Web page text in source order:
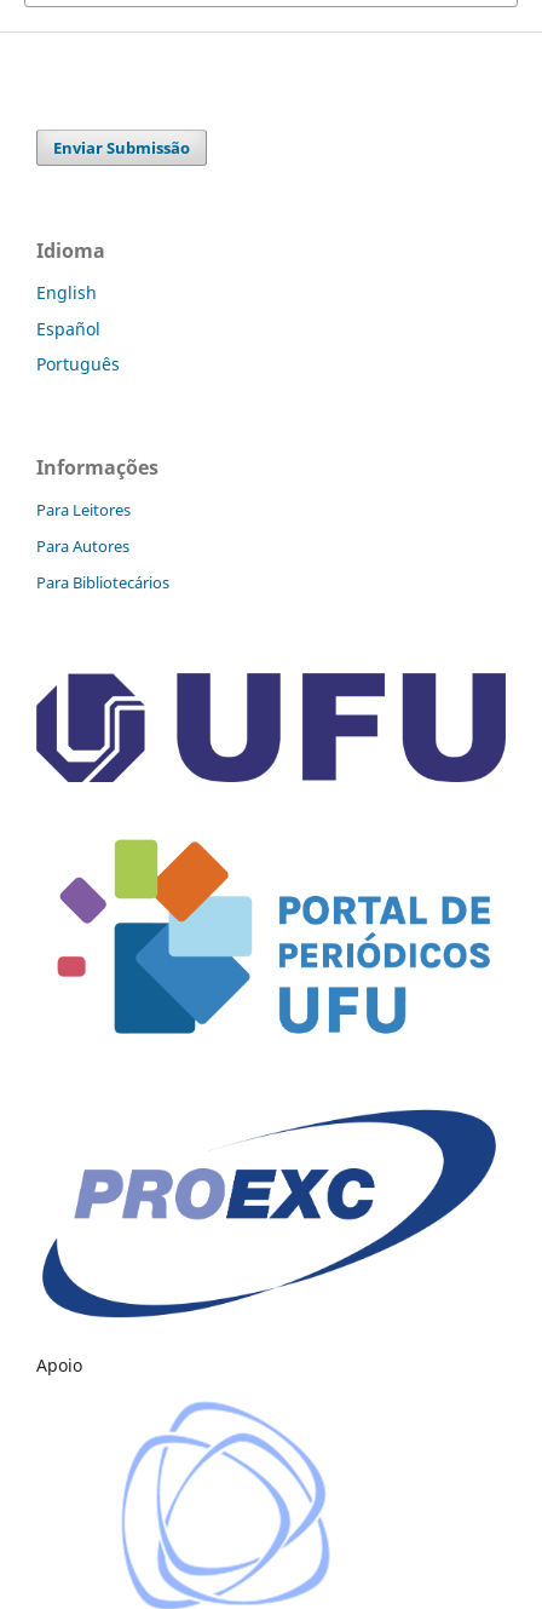
Enviar Submissão
Idioma
English
Español
Português
Informações
Para Leitores
Para Autores
Para Bibliotecários
Apoio